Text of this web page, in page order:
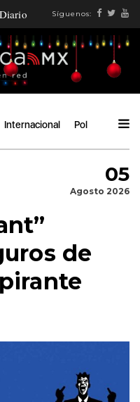
Diario Síguenos:
Internacional Política
05
Agosto 2026
de